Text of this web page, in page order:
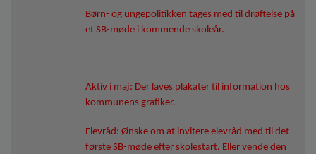
Børn- og ungepolitikken tages med til drøftelse på
et SB-møde i kommende skoleår.
Aktiv i maj: Der laves plakater til information hos
kommunens grafiker.
Elevråd: Ønske om at invitere elevråd med til det
første SB-møde efter skolestart. Eller vende den